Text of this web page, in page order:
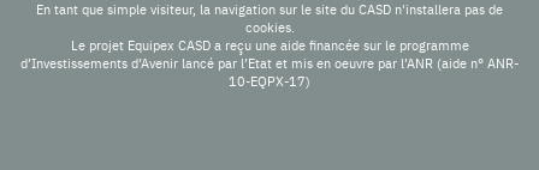
En tant que simple visiteur, la navigation sur le site du CASD n'installera pas de
cookies.
Le projet Equipex CASD a reçu une aide financée sur le programme
d’Investissements d’Avenir lancé par l’Etat et mis en oeuvre par l’ANR (aide n° ANR-
10-EQPX-17)